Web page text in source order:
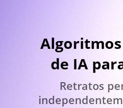
Retratos
de IA